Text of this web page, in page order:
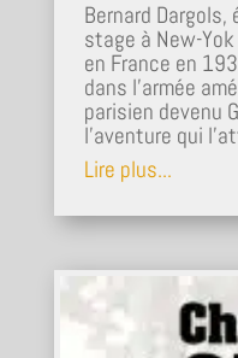
Bernard
stage à New-
en France en
dans l’armée
parisien devenu
l’aventure qui
Lire plus...